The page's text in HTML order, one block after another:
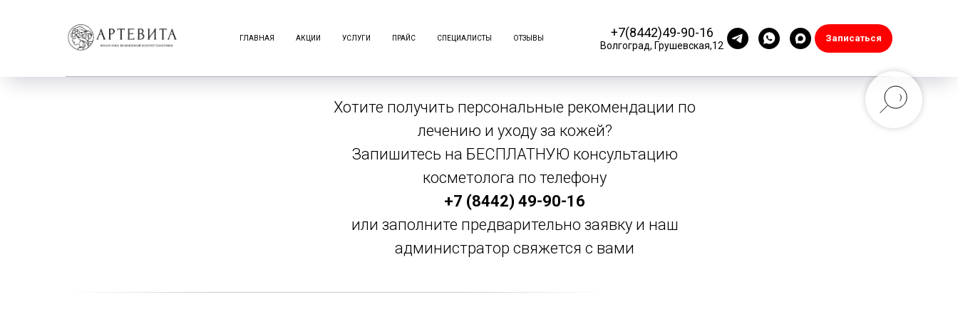
ГЛАВНАЯ АКЦИИ УСЛУГИ ПРАЙС СПЕЦИАЛИСТЫ ОТЗЫВЫ +7(8442)49-90-16
Волгоград, Грушевская,12
Записаться
БЕСПЛАТНАЯ КОНСУЛЬТАЦИЯ
Хотите получить персональные рекомендации по
лечению и уходу за кожей?
Запишитесь на БЕСПЛАТНУЮ консультацию
косметолога по телефону
+7 (8442) 49-90-16
или заполните предварительно заявку и наш
администратор свяжется с вами